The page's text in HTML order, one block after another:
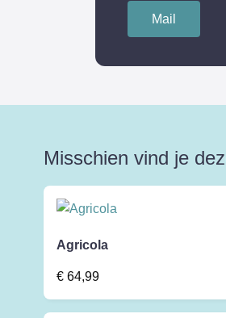
Mail
Misschien vind je
Agricola
€ 64,99